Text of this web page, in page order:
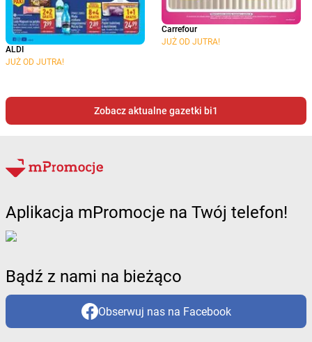
ALDI
JUŻ OD JUTRA!
Carrefour
JUŻ OD JUTRA!
Zobacz aktualne gazetki bi1
Aplikacja mPromocje na Twój telefon!
Bądź z nami na bieżąco
Obserwuj nas na Facebook